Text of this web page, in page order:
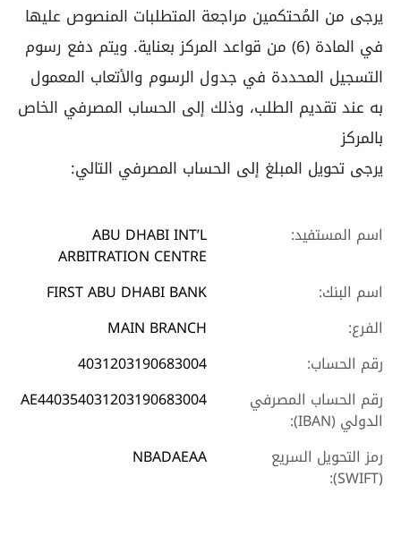
يرجى من المُحتكمين مراجعة المتطلبات المنصوص عليها
في المادة (6) من قواعد المركز بعناية. ويتم دفع رسوم
التسجيل المحددة في جدول الرسوم والأتعاب المعمول
به عند تقديم الطلب، وذلك إلى الحساب المصرفي الخاص
بالمركز
يرجى تحويل المبلغ إلى الحساب المصرفي التالي:
اسم المستفيد: ABU DHABI INT’L
ARBITRATION CENTRE
اسم البنك:
FIRST ABU DHABI BANK
الفرع:
MAIN BRANCH
رقم الحساب:
4031203190683004
رقم الحساب المصرفي
الدولي (IBAN):
AE440354031203190683004
رمز التحويل السريع
(SWIFT):
NBADAEAA